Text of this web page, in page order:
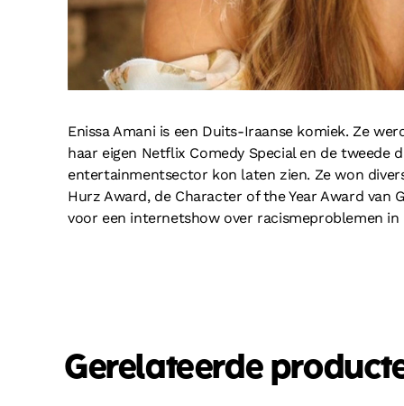
Enissa Amani is een Duits-Iraanse komiek. Ze
haar eigen Netflix Comedy Special en de
entertainmentsector kon laten zien. Ze won
Hurz Award, de Character of the Year Award van
voor een internetshow over racismeproblemen
Gerelateerde